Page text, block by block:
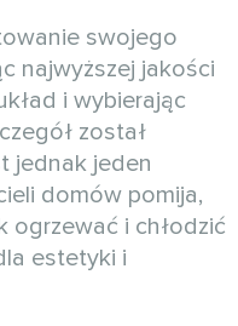
swojego
najwyższej jakości
i wybierając
został
jednak jeden
domów pomija,
ogrzewać i chłodzić
estetyki i